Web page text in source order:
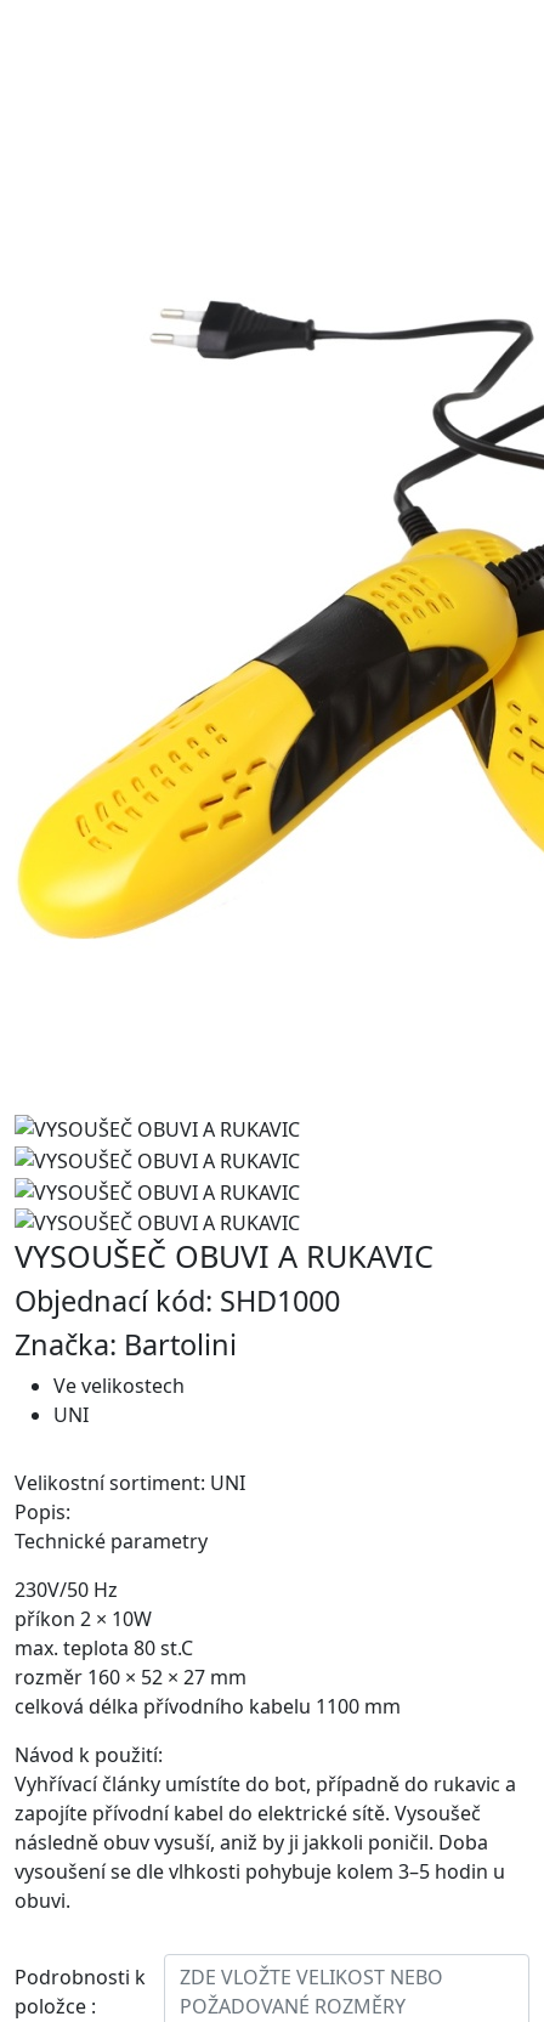
VYSOUŠEČ OBUVI A RUKAVIC
Objednací kód: SHD1000
Značka: Bartolini
Ve velikostech
UNI
Velikostní sortiment: UNI
Popis:
Technické parametry
230V/50 Hz
příkon 2 × 10W
max. teplota 80 st.C
rozměr 160 × 52 × 27 mm
celková délka přívodního kabelu 1100 mm
Návod k použití:
Vyhřívací články umístíte do bot, případně do rukavic a
zapojíte přívodní kabel do elektrické sítě. Vysoušeč
následně obuv vysuší, aniž by ji jakkoli poničil. Doba
vysoušení se dle vlhkosti pohybuje kolem 3–5 hodin u
obuvi.
Podrobnosti k
položce :